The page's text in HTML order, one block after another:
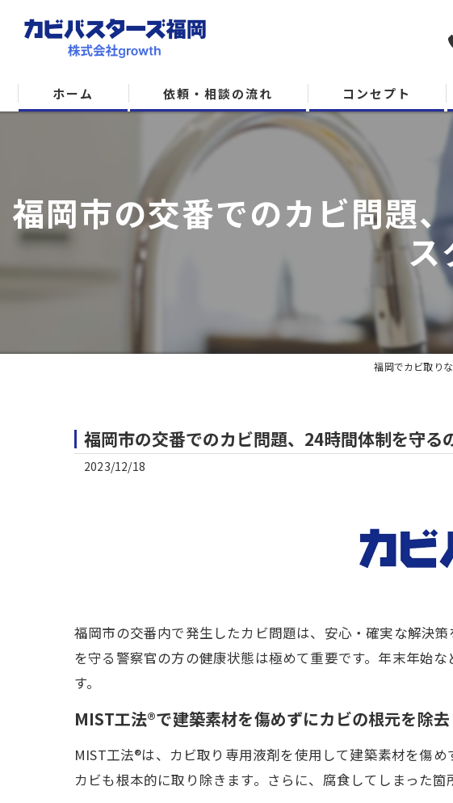
ホーム 依頼・相談の流れ コンセプト
福岡市の交番でのカビ問題
ス
福岡でカビ取り
福岡市の交番でのカビ問題、24時間体制を守る
2023/12/18
福岡市の交番内で発生したカビ問題は、安心・確実な解決
を守る警察官の方の健康状態は極めて重要です。年末年始
す。
MIST工法®で建築素材を傷めずにカビの根元を除去
MIST工法®は、カビ取り専用液剤を使用して建築素材を傷
カビも根本的に取り除きます。さらに、腐食してしまった